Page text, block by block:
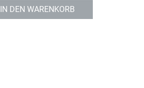
IN DEN WARENKORB